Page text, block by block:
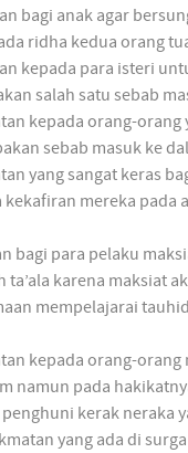
bagi anak agar
ridha kedua orang
kepada para isteri
salah satu sebab
kepada orang-
sebab masuk ke
yang sangat keras
mereka pada
bagi para pelaku
karena maksiat
mempelajarai
kepada orang-
namun pada
kerak neraka
yang ada di